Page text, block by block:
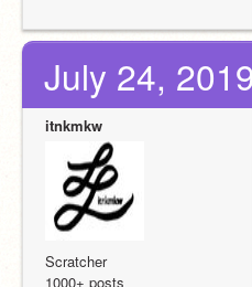
July 24,
itnkmkw
Scratcher
1000+ posts